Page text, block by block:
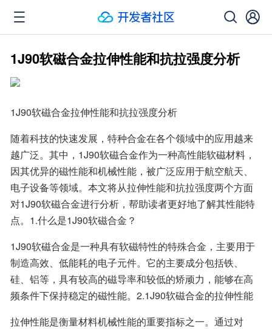
1J90软磁合金拉伸性能和抗拉强度分析
1J90软磁合金拉伸性能和抗拉强度分析
随着科技的快速发展，特种合金在各个领域中的应用越来
越广泛。其中，1J90软磁合金作为一种高性能软磁材料，
因其优异的磁性能和机械性能，被广泛应用于航空航天、
电子设备等领域。本文将从拉伸性能和抗拉强度两个方面
对1J90软磁合金进行分析，帮助读者更好地了解其性能特
点。1.什么是1J90软磁合金？
1J90软磁合金是一种具有软磁特性的特殊合金，主要用于
制造高效、低能耗的电子元件。它的主要成分包括铁、
硅、铝等，具有较高的磁导率和较低的矫顽力，能够在高
频条件下保持稳定的磁性能。2.1J90软磁合金的拉伸性能
拉伸性能是衡量材料机械性能的重要指标之一。通过对